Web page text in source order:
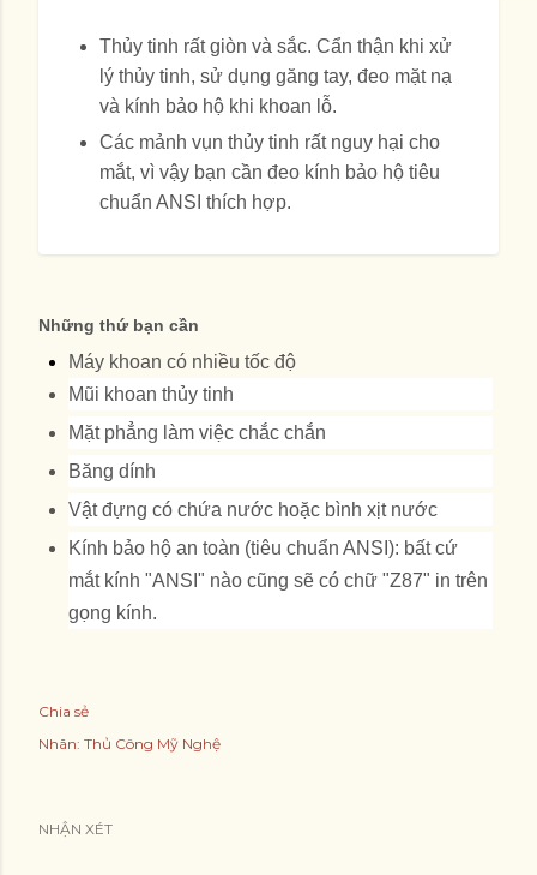
Thủy tinh rất giòn và sắc. Cẩn thận khi xử
lý thủy tinh, sử dụng găng tay, đeo mặt nạ
và kính bảo hộ khi khoan lỗ.
Các mảnh vụn thủy tinh rất nguy hại cho
mắt, vì vậy bạn cần đeo kính bảo hộ tiêu
chuẩn ANSI thích hợp.
Những thứ bạn cần
Máy khoan có nhiều tốc độ
Mũi khoan thủy tinh
Mặt phẳng làm việc chắc chắn
Băng dính
Vật đựng có chứa nước hoặc bình xịt nước
Kính bảo hộ an toàn (tiêu chuẩn ANSI): bất cứ
mắt kính "ANSI" nào cũng sẽ có chữ "Z87" in trên
gọng kính.
Chia sẻ
Nhãn: Thủ Công Mỹ Nghệ
NHẬN XÉT